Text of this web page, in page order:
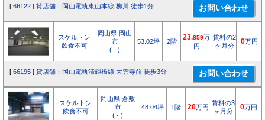
[ 66122 ] 貸店舗：岡山電軌東山本線 柳川 徒歩1分
スケルトン
飲食不可
岡山県 岡山
市
( - )
53.02坪 2階
23.859万
円
賃料の2
ヶ月分
0万円
[ 66195 ] 貸店舗：岡山電軌清輝橋線 大雲寺前 徒歩3分
スケルトン
飲食不可
岡山県 倉敷
市
( - )
48.04坪 1階 20万円
賃料の3
ヶ月分
0万円